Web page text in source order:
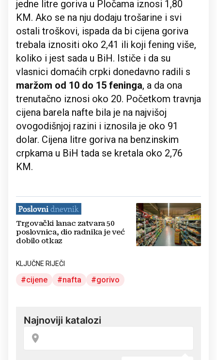
jedne litre goriva u Pločama iznosi 1,80
KM. Ako se na nju dodaju trošarine i svi
ostali troškovi, ispada da bi cijena goriva
trebala iznositi oko 2,41 ili koji fening više,
koliko i jest sada u BiH. Ističe i da su
vlasnici domaćih crpki donedavno radili s
maržom od 10 do 15 feninga, a da ona
trenutačno iznosi oko 20. Početkom travnja
cijena barela nafte bila je na najvišoj
ovogodišnjoj razini i iznosila je oko 91
dolar. Cijena litre goriva na benzinskim
crpkama u BiH tada se kretala oko 2,76
KM.
Trgovački lanac zatvara 50
poslovnica, dio radnika je već
dobilo otkaz
KLJUČNE RIJEČI
cijene nafta gorivo